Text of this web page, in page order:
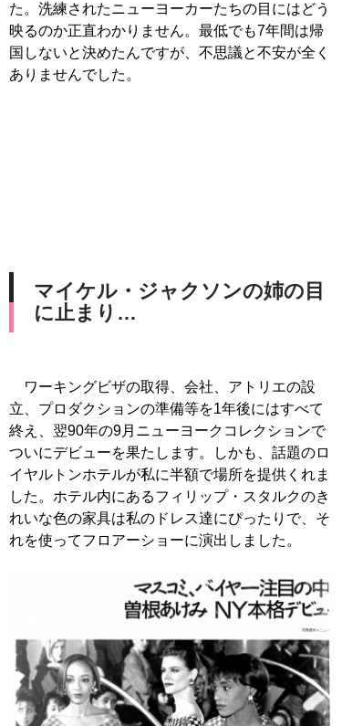
た。洗練されたニューヨーカーたちの目にはどう
映るのか正直わかりません。最低でも7年間は帰
国しないと決めたんですが、不思議と不安が全く
ありませんでした。
マイケル・ジャクソンの姉の目
に止まり…
ワーキングビザの取得、会社、アトリエの設
立、プロダクションの準備等を1年後にはすべて
終え、翌90年の9月ニューヨークコレクションで
ついにデビューを果たします。しかも、話題のロ
イヤルトンホテルが私に半額で場所を提供くれま
した。ホテル内にあるフィリップ・スタルクのき
れいな色の家具は私のドレス達にぴったりで、そ
れを使ってフロアーショーに演出しました。